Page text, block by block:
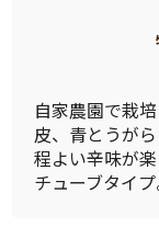
自家農園で栽
皮、青とうが
程よい辛味が
チューブタイプ